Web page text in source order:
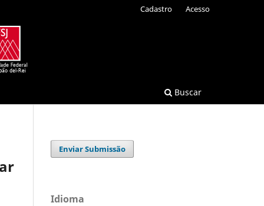
Buscar
Cadastro Acesso
Enviar Submissão
Idioma